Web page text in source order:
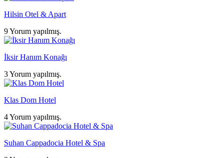
Hilsin Otel & Apart
9 Yorum yapılmış.
İksir Hanım Konağı
3 Yorum yapılmış.
Klas Dom Hotel
4 Yorum yapılmış.
Suhan Cappadocia Hotel & Spa